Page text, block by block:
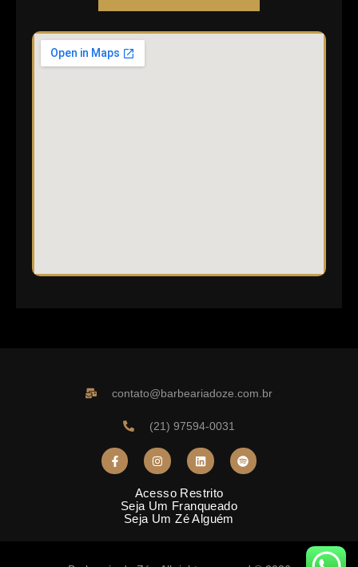
contato@barbeariadoze.com.br
(21) 97594-0031
Acesso Restrito
Seja Um Franqueado
Seja Um Zé Alguém